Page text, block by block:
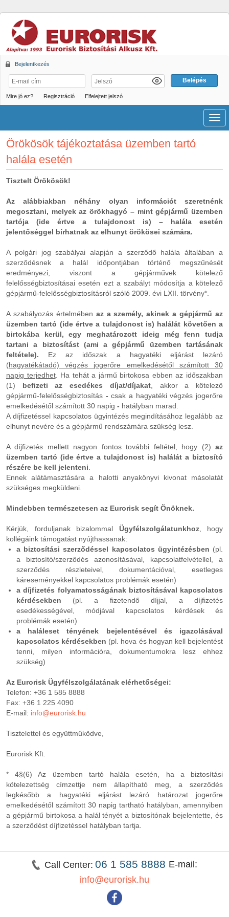
Bejelentkezés
Mire jó ez? Regisztráció Elfelejtett jelszó
Örökösök tájékoztatása üzemben tartó
halála esetén
Tisztelt Örökösök!
Az alábbiakban néhány olyan információt szeretnénk
megosztani, melyek az örökhagyó – mint gépjármű üzemben
tartója (ide értve a tulajdonost is) – halála esetén
jelentőséggel bírhatnak az elhunyt örökösei számára.
A polgári jog szabályai alapján a szerződő halála általában a
szerződésnek a halál időpontjában történő megszűnését
eredményezi, viszont a gépjárművek kötelező
felelősségbiztosításai esetén ezt a szabályt módosítja a kötelező
gépjármű-felelősségbiztosításról szóló 2009. évi LXII. törvény­­*.
A szabályozás értelmében az a személy, akinek a gépjármű az
üzemben tartó (ide értve a tulajdonost is) halálát követően a
birtokába kerül, egy meghatározott ideig még fenn tudja
tartani a biztosítást (ami a gépjármű üzemben tartásának
feltétele). Ez az időszak a hagyatéki eljárást lezáró
(hagyatékátadó) végzés jogerőre emelkedésétől számított 30
napig terjedhet. Ha tehát a jármű birtokosa ebben az időszakban
(1) befizeti az esedékes díjat/díjakat, akkor a kötelező
gépjármű-felelősségbiztosítás - csak a hagyatéki végzés jogerőre
emelkedésétől számított 30 napig - hatályban marad.
A díjfizetéssel kapcsolatos ügyintézés megindításához legalább az
elhunyt nevére és a gépjármű rendszámára szükség lesz.
A díjfizetés mellett nagyon fontos további feltétel, hogy (2) az
üzemben tartó (ide értve a tulajdonost is) halálát a biztosító
részére be kell jelenteni
Ennek alátámasztására a halotti anyakönyvi kivonat másolatát
szükséges megküldeni.
Mindebben természetesen az Eurorisk segít Önöknek.
Kérjük, forduljanak bizalommal Ügyfélszolgálatunkhoz, hogy
kollégáink támogatást nyújthassanak:
a biztosítási szerződéssel kapcsolatos ügyintézésben (pl.
a biztosító/szerződés azonosításával, kapcsolatfelvétellel, a
szerződés részleteivel, dokumentációval, esetleges
káreseményekkel kapcsolatos problémák esetén)
a díjfizetés folyamatosságának biztosításával kapcsolatos
kérdésekben (pl. a fizetendő díjjal, a díjfizetés
esedékességével, módjával kapcsolatos kérdések és
problémák esetén)
a haláleset tényének bejelentésével és igazolásával
kapcsolatos kérdésekben (pl. hova és hogyan kell bejelentést
tenni, milyen információra, dokumentumokra lesz ehhez
szükség)
Az Eurorisk Ügyfélszolgálatának elérhetőségei:
Telefon: +36 1 585 8888
Fax: +36 1 225 4090
E-mail: info@eurorisk.hu
Tisztelettel és együttműködve,
Eurorisk Kft.
* 4§(6) Az üzemben tartó halála esetén, ha a biztosítási
kötelezettség címzettje nem állapítható meg, a szerződés
legkésőbb a hagyatéki eljárást lezáró határozat jogerőre
emelkedésétől számított 30 napig tartható hatályban, amennyiben
a gépjármű birtokosa a halál tényét a biztosítónak bejelentette, és
a szerződést díjfizetéssel hatályban tartja.
Call Center: 06 1 585 8888 E-mail:
info@eurorisk.hu